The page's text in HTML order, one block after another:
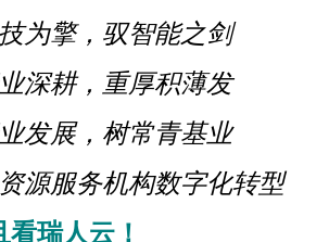
擎，驭智能之剑
耕，重厚积薄发
展，树常青基业
服务机构数字化转型
看瑞人云！